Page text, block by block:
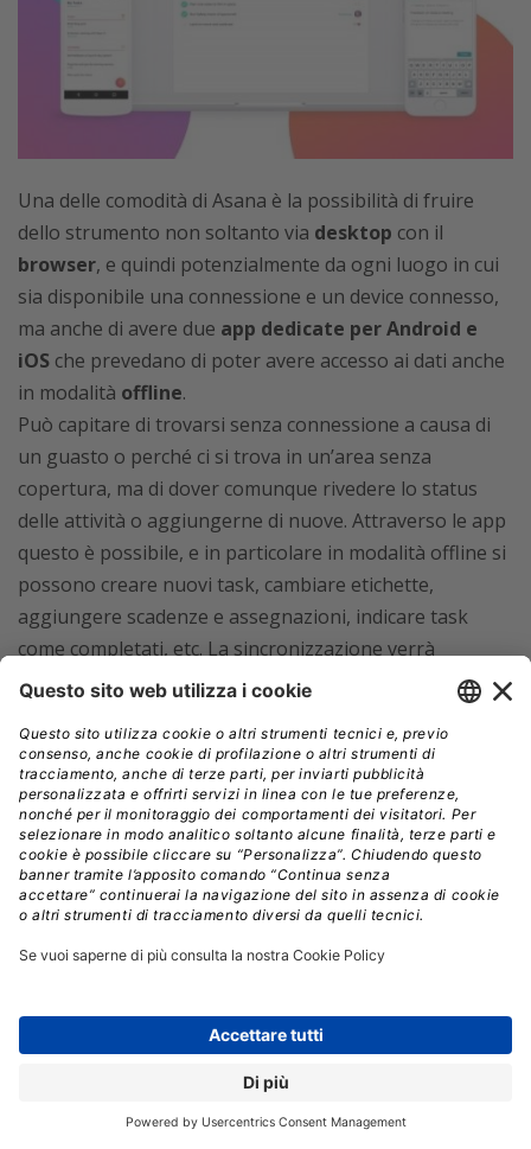
Una delle comodità di Asana è la possibilità di fruire
dello strumento non soltanto via desktop con il
browser, e quindi potenzialmente da ogni luogo in cui
sia disponibile una connessione e un device connesso,
ma anche di avere due app dedicate per Android e
iOS che prevedano di poter avere accesso ai dati anche
in modalità offline.
Può capitare di trovarsi senza connessione a causa di
un guasto o perché ci si trova in un’area senza
copertura, ma di dover comunque rivedere lo status
delle attività o aggiungerne di nuove. Attraverso le app
questo è possibile, e in particolare in modalità offline si
possono creare nuovi task, cambiare etichette,
aggiungere scadenze e assegnazioni, indicare task
come completati, etc. La sincronizzazione verrà
effettuata appena si avrà di nuovo accesso alla rete.
Ecco i link per effettuare ildownloaddella app su
smartphoneetablet:
Asana per Android
Asana per iOS
I prezzi di Asana per team e aziende